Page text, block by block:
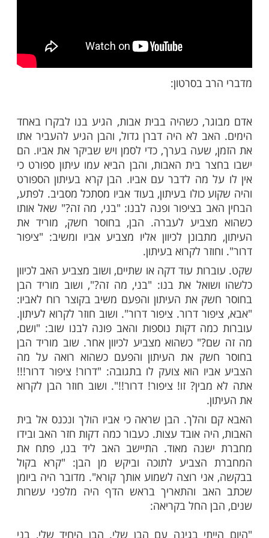
בסרטון:
כשהיה בבית אבות, הגיע בנו לבקרו באחד
לא היה דברן גדול, והבן הגיע להעביר אתו
שעה בערך, כדי לסמן ויש שביקר את אביו. הם
בית האבות, והבן הביא עמו עיתון ספורט כי
מה לדבר עם אביו. הבן קרא בעיתון הספורט
כולו בעיתון, בעוד אביו מסתכל מסביב. לפתע,
בציפור ופנה לבנו: "בני, מה זה?" שאל אותו
לעברה. הבן, בחוסר חשק, מוריד את
לכיוון אליו מצביע אביו ומשיב: "ציפור
לקרוא בעיתון.
עוד דקה או שתיים, ושוב מצביע האב לכיוון
את בנו: "בני, מה זה?", ושוב מוריד הבן
את העיתון והפעם משיב בקוצר רוח לאביו:
דרור. ציפור דרור". ושוב חוזר לקרוא לעיתון.